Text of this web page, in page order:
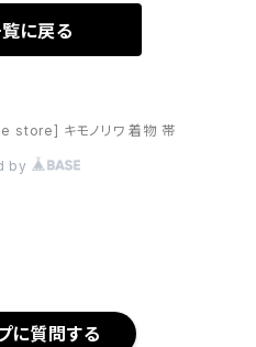
に質問する
に戻る
キモノリワ 着物 帯
by